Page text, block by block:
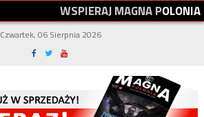
WSPIERAJMAGNAPOLONIA
Czwartek, 06 Sierpnia 2026